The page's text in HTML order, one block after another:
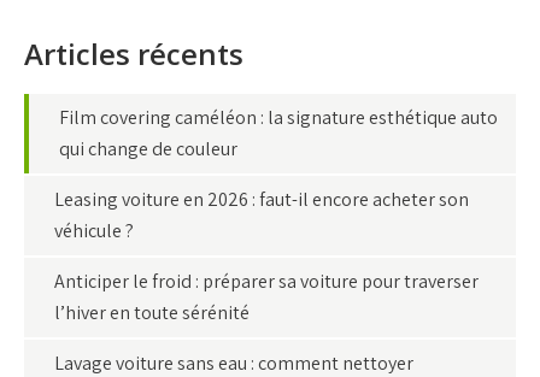
Articles récents
Film covering caméléon : la signature esthétique auto
qui change de couleur
Leasing voiture en 2026 : faut-il encore acheter son
véhicule ?
Anticiper le froid : préparer sa voiture pour traverser
l’hiver en toute sérénité
Lavage voiture sans eau : comment nettoyer